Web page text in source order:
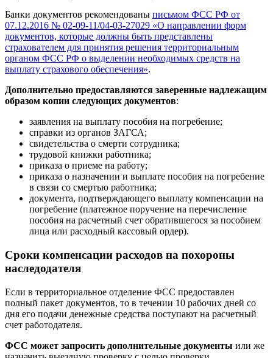
Банки документов рекомендованы письмом ФСС РФ от
07.12.2016 № 02-09-11/04-03-27029 «О направлении форм
документов, которые должны быть представлены
страхователем для принятия решения территориальным
органом ФСС РФ о выделении необходимых средств на
выплату страхового обеспечения».
Дополнительно предоставляются заверенные надлежащим
образом копии следующих документов:
заявления на выплату пособия на погребение;
справки из органов ЗАГСА;
свидетельства о смерти сотрудника;
трудовой книжки работника;
приказа о приеме на работу;
приказа о назначении и выплате пособия на погребение
в связи со смертью работника;
документа, подтверждающего выплату компенсации на
погребение (платежное поручение на перечисление
пособия на расчетный счет обратившегося за пособием
лица или расходный кассовый ордер).
Сроки компенсации расходов на похороны
наследодателя
Если в территориальное отделение ФСС предоставлен
полный пакет документов, то в течении 10 рабочих дней со
дня его подачи денежные средства поступают на расчетный
счет работодателя.
ФСС может запросить дополнительные документы или же